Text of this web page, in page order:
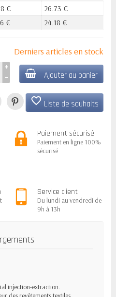
€
26.73 €
€ 24.18 €
Derniers articles en stock
Ajouter au panier
favorite_border Liste de souhaits
Paiement sécurisé
Paiement en ligne 100%
sécurisé
Service client
Du lundi au vendredi de
9h à 13h
injection-extraction.